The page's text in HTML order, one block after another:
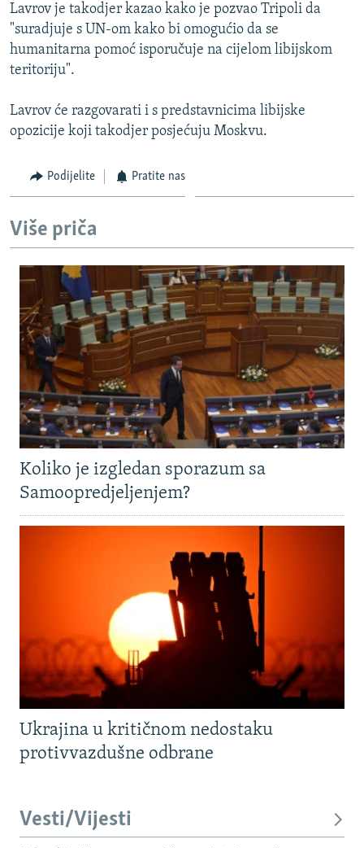
POPLAVE I KLIZIŠTA U BIH 2024.
TV LIBERTY
POST SCRIPTUM
MOJA EVROPA
TRI DECENIJE OD RATA U BIH
SVE KARTE DEJTONA
NASTANAK I RASPAD JUGOSLAVIJE
Sve RFE/RL stranice
Lavrov je takodjer kazao kako je pozvao Tripoli da
"suradjuje s UN-om kako bi omogućio da se
humanitarna pomoć isporučuje na cijelom libijskom
teritoriju".
Lavrov će razgovarati i s predstavnicima libijske
opozicije koji takodjer posjećuju Moskvu.
Podijelite Pratite nas
Više priča
Koliko je izgledan sporazum sa
Samoopredjeljenjem?
Ukrajina u kritičnom nedostaku
protivvazdušne odbrane
Vesti/Vijesti